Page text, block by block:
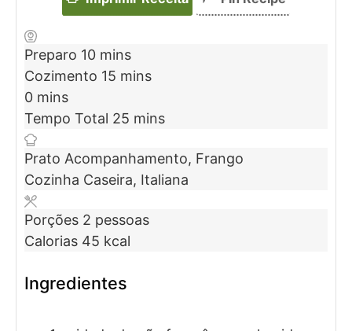
Preparo 10 mins
Cozimento 15 mins
0 mins
Tempo Total 25 mins
Prato Acompanhamento, Frango
Cozinha Caseira, Italiana
Porções 2 pessoas
Calorias 45 kcal
Ingredientes